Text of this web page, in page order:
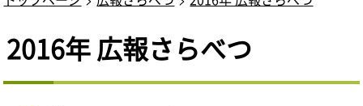
2016年 広報さらべつ